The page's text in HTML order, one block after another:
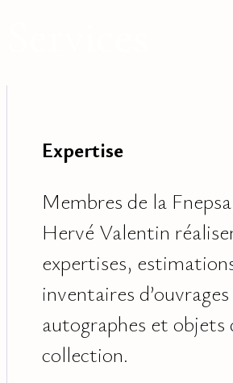
Expertise
Membres de la
Hervé Valentin
expertises,
inventaires
autographes et objets
collection.